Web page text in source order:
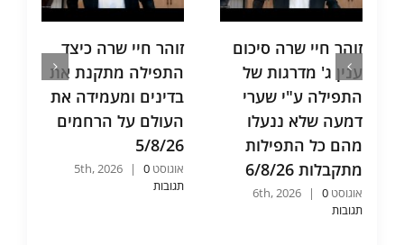
זוהר חיי שרה כיצד
התפילה מתקנת את
בדינים ומעמידה את
העולם על הרחמים
5/8/26
אוגוסט 5th, 2026 | 0
תע"ס חלק ד מה הם
שני הכלים הנשארים
אחר ההסתלקות
וכיצד זוכים לשכינה
שהיא כלה וחסודה.
5/8/26
אוגוסט 5th, 20260